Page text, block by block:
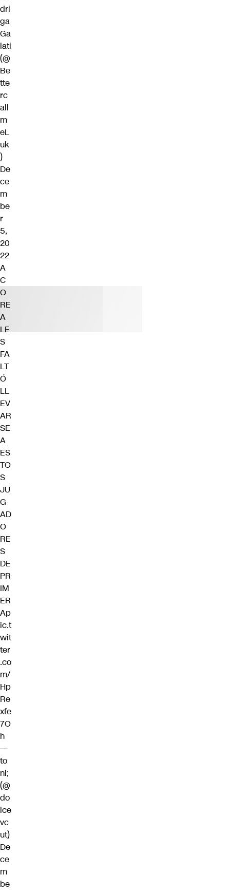
dri
ga
Ga
lati
(@
Be
tte
rc
all
m
eL
uk
)
De
ce
m
be
r
5,
20
22
A
C
O
RE
A
LE
S
FA
LT
Ó
LL
EV
AR
SE
A
ES
TO
S
JU
G
AD
O
RE
S
DE
PR
IM
ER
Ap
ic.t
wit
ter
.co
m/
Hp
Re
xfe
7O
h
—
to
ni;
(@
do
lce
vc
ut)
De
ce
m
be